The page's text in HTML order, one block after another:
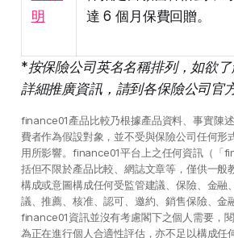
明
達 6 個月保費回贈。
*按保險公司英名名稱排列，如欲
詳細推廣資訊，請到各保險公司官
finance01產品比較乃根據產品資料、事實陳
費者作為假設對象，並不受與保險公司任何形
用所影響。finance01平台上之任何資訊（「
括但不限於產品比較、網誌文章等，僅供一般
構成或意圖構成任何受監管建議、保險、金融
議、推薦、核准、認可、邀約、銷售保險、金
finance01資訊並沒有考慮閣下之個人需要，
為正在進行個人合適性評估，亦不足以構成任